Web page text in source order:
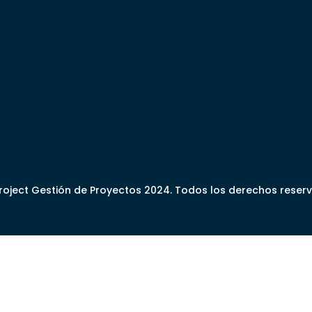
Gestión de Proyectos 2024. Todos los derechos